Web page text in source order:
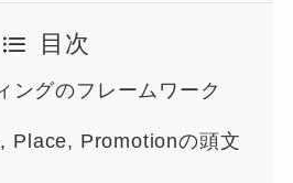
目次
ングのフレームワーク
Place, Promotionの頭文